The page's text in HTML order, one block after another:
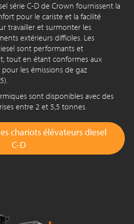
série C-D de Crown fournissent la
pour le cariste et la facilité
travailler et surmonter les
extérieurs difficiles. Les
sont performants et
tout en étant conformes aux
les émissions de gaz
sont disponibles avec des
entre 2 et 5,5 tonnes.
chariots élévateurs diesel
C-D